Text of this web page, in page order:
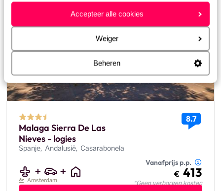
Accepteer alle cookies
Weiger
Beheren
8.7
Malaga Sierra De Las
Nieves - logies
Spanje Andalusië Casarabonela
Amsterdam
Vanafprijs p.p.
€ 413
*Geen verborgen kosten